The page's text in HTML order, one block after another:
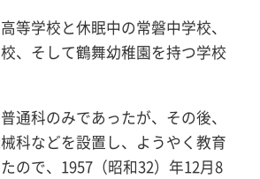
等学校と休眠中の常磐中学校、
、そして鶴舞幼稚園を持つ学校
通科のみであったが、その後、
科などを設置し、ようやく教育
ので、1957（昭和32）年12月8